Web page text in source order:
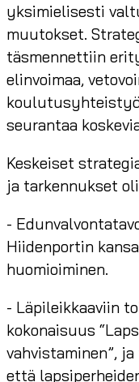
yksimielisesti
muutokset.
täsmennettiin
elinvoimaa,
seurantaa
Keskeiset
ja tarkennukset
-
Hiidenportin
huomioiminen.
- Läpileikkaaviin
kokonaisuus
vahvistaminen”,
että